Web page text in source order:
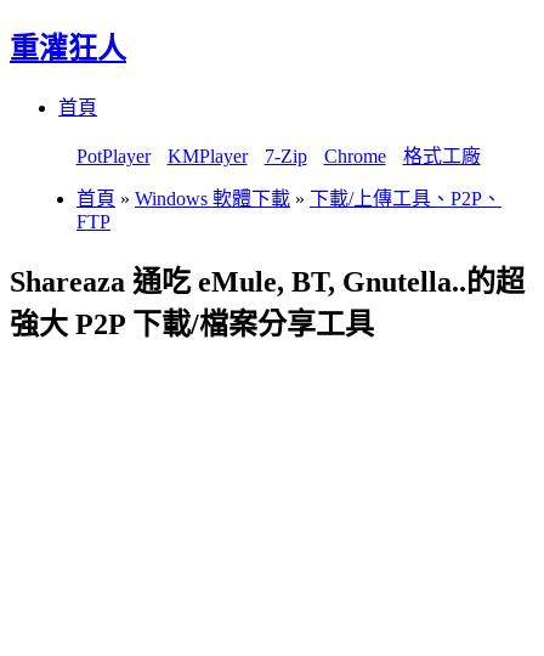
重灌狂人
首頁
PotPlayer KMPlayer 7-Zip Chrome 格式工廠
首頁 » Windows 軟體下載 » 下載/上傳工具、P2P、
FTP
Shareaza 通吃 eMule, BT, Gnutella..的超
強大 P2P 下載/檔案分享工具